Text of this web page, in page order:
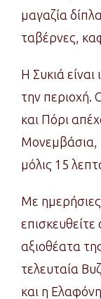
μαγαζία
ταβέρνες,
Η Συκιά
την περιοχή.
και Πόρι
Μονεμβάσια,
μόλις 15
Με
αξιοθέατα
τελευταία
και η